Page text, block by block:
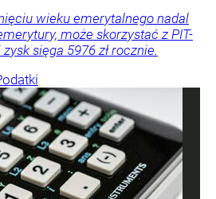
wieku emerytalnego nadal
może skorzystać z PIT-
sięga 5976 zł rocznie.